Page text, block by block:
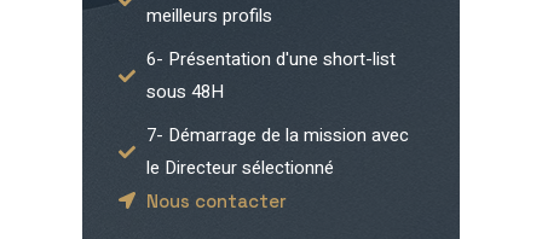
meilleurs profils
6- Présentation d'une short-list
sous 48H
7- Démarrage de la mission avec
le Directeur sélectionné
Nous contacter